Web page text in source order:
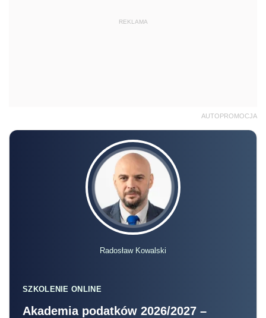
REKLAMA
AUTOPROMOCJA
Radosław Kowalski
SZKOLENIE ONLINE
Akademia podatków 2026/2027 –